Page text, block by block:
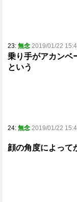
23: 無念 2019/01/22
乗り手がアカンベ
という
24: 無念 2019/01/22
顔の角度によって